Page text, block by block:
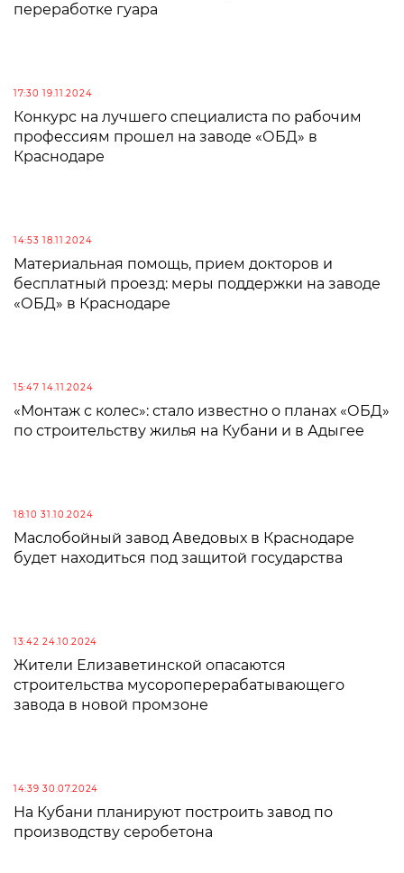
переработке гуара
17:30 19.11.2024
Конкурс на лучшего специалиста по рабочим
профессиям прошел на заводе «ОБД» в
Краснодаре
14:53 18.11.2024
Материальная помощь, прием докторов и
бесплатный проезд: меры поддержки на заводе
«ОБД» в Краснодаре
15:47 14.11.2024
«Монтаж с колес»: стало известно о планах «ОБД»
по строительству жилья на Кубани и в Адыгее
18:10 31.10.2024
Маслобойный завод Аведовых в Краснодаре
будет находиться под защитой государства
13:42 24.10.2024
Жители Елизаветинской опасаются
строительства мусороперерабатывающего
завода в новой промзоне
14:39 30.07.2024
На Кубани планируют построить завод по
производству серобетона